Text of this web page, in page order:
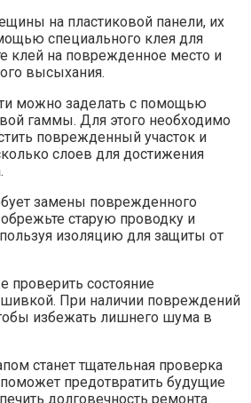
на пластиковой панели, их
специального клея для
клей на поврежденное место и
высыхания.
можно заделать с помощью
гаммы. Для этого необходимо
поврежденный участок и
слоев для достижения
замены поврежденного
старую проводку и
изоляцию для защиты от
проверить состояние
При наличии повреждений
избежать лишнего шума в
станет тщательная проверка
предотвратить будущие
долговечность ремонта.